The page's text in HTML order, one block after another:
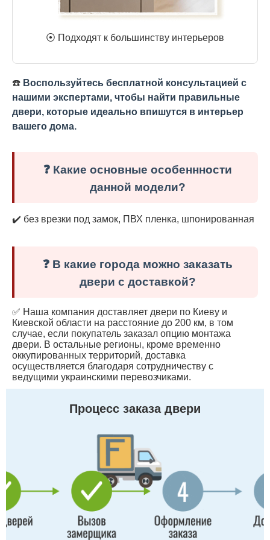
⦿ Подходят к большинству интерьеров
☎️ Воспользуйтесь бесплатной консультацией с
нашими экспертами, чтобы найти правильные
двери, которые идеально впишутся в интерьер
вашего дома.
❓ Какие основные особеннности
данной модели?
✔️ без врезки под замок, ПВХ пленка, шпонированная
❓ В какие города можно заказать
двери с доставкой?
✅ Наша компания доставляет двери по Киеву и
Киевской области на расстояние до 200 км, в том
случае, если покупатель заказал опцию монтажа
двери. В остальные регионы, кроме временно
оккупированных территорий, доставка
осуществляется благодаря сотрудничеству с
ведущими украинскими перевозчиками.
Процесс заказа двери